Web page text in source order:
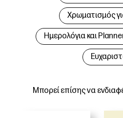
Μπορεί επίσης να
Χρωματισμός
Hμερολόγια και